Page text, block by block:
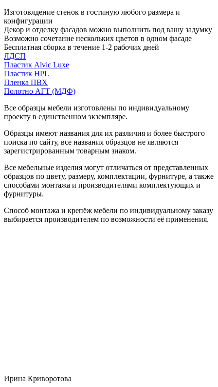
Изготовлдение стенок в гостиную любого размера и
конфигурации
Декор и отделку фасадов можно выполнить под вашу задумку
Возможно сочетание нескольких цветов в одном фасаде
Бесплатная сборка в течение 1-2 рабочих дней
ЛДСП
Пластик Alvic Luxe
Пластик HPL
Пленка ПВХ
Полотно АГТ (МДФ)
Все образцы мебели изготовлены по индивидуальному
проекту в единственном экземпляре.
Образцы имеют названия для их различия и более быстрого
поиска по сайту, все названия образцов не являются
зарегистрированным товарным знаком.
Все мебельные изделия могут отличаться от представленных
образцов по цвету, размеру, комплектации, фурнитуре, а также
способами монтажа и производителями комплектующих и
фурнитуры.
Способ монтажа и крепёж мебели по индивидуальному заказу
выбирается производителем по возможности её применения.
Ирина Криворотова